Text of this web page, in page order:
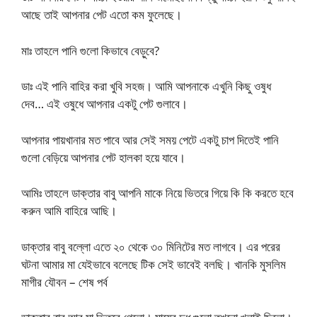
আছে তাই আপনার পেট এতো কম ফুলেছে।
মাঃ তাহলে পানি গুলো কিভাবে বেড়ুবে?
ডাঃ এই পানি বাহির করা খুবি সহজ। আমি আপনাকে এখুনি কিছু ওষুধ
দেব… এই ওষুধে আপনার একটু পেট গুলাবে।
আপনার পায়খানার মত পাবে আর সেই সময় পেটে একটু চাপ দিতেই পানি
গুলো বেড়িয়ে আপনার পেট হালকা হয়ে যাবে।
আমিঃ তাহলে ডাক্তার বাবু আপনি মাকে নিয়ে ভিতরে গিয়ে কি কি করতে হবে
করুন আমি বাহিরে আছি।
ডাক্তার বাবু বল্লো এতে ২০ থেকে ৩০ মিনিটের মত লাগবে। এর পরের
ঘটনা আমার মা যেইভাবে বলেছে টিক সেই ভাবেই বলছি। খানকি মুসলিম
মাগীর যৌবন – শেষ পর্ব